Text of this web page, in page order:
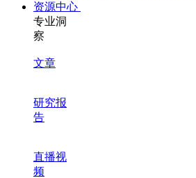
资源中心
专业洞
察
文章
研究报
告
直播视
频